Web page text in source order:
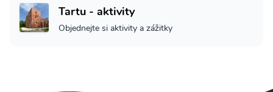
Tartu - aktivity
Objednejte si aktivity a zážitky